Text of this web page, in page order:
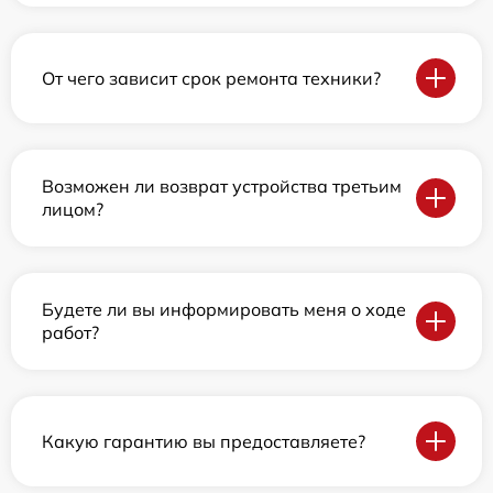
От чего зависит срок ремонта техники?
Возможен ли возврат устройства третьим
лицом?
Будете ли вы информировать меня о ходе
работ?
Какую гарантию вы предоставляете?